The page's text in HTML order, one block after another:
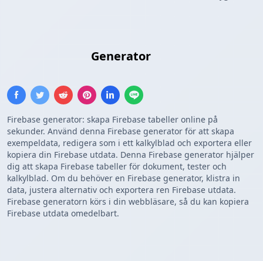
Generator
Firebase generator: skapa Firebase tabeller online på
sekunder. Använd denna Firebase generator för att skapa
exempeldata, redigera som i ett kalkylblad och exportera eller
kopiera din Firebase utdata. Denna Firebase generator hjälper
dig att skapa Firebase tabeller för dokument, tester och
kalkylblad. Om du behöver en Firebase generator, klistra in
data, justera alternativ och exportera ren Firebase utdata.
Firebase generatorn körs i din webbläsare, så du kan kopiera
Firebase utdata omedelbart.